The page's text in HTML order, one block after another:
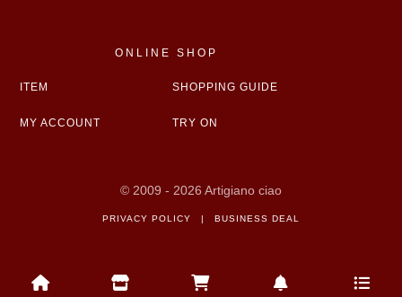
ONLINE SHOP
ITEM SHOPPING GUIDE
MY ACCOUNT TRY ON
© 2009 - 2026 Artigiano ciao
PRIVACY POLICY | BUSINESS DEAL